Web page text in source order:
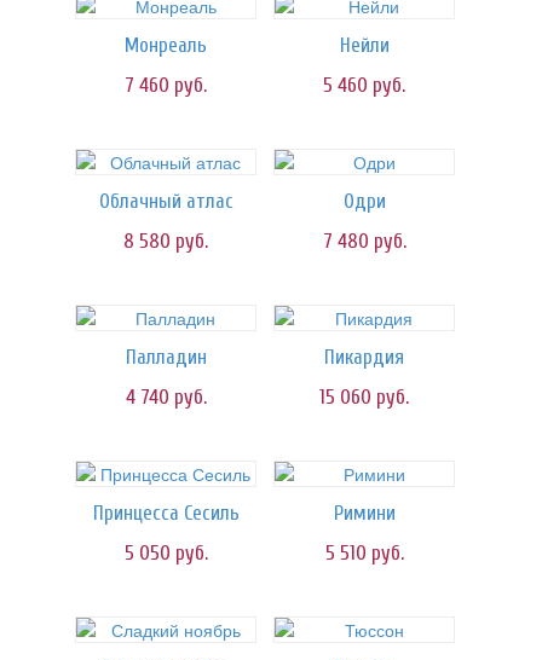
Монреаль
7 460 руб.
Нейли
5 460 руб.
Облачный атлас
8 580 руб.
Одри
7 480 руб.
Палладин
4 740 руб.
Пикардия
15 060 руб.
Принцесса Сесиль
5 050 руб.
Римини
5 510 руб.